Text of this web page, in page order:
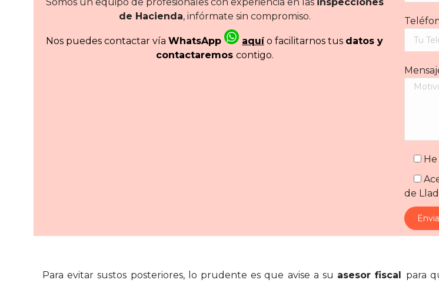
de Hacienda, infórmate sin compromiso.
Nos puedes contactar vía WhatsApp aquío facilitarnos tus datos y
contactaremos contigo.
de
Para evitar sustos posteriores, lo prudente es que avise a su asesor fiscal para